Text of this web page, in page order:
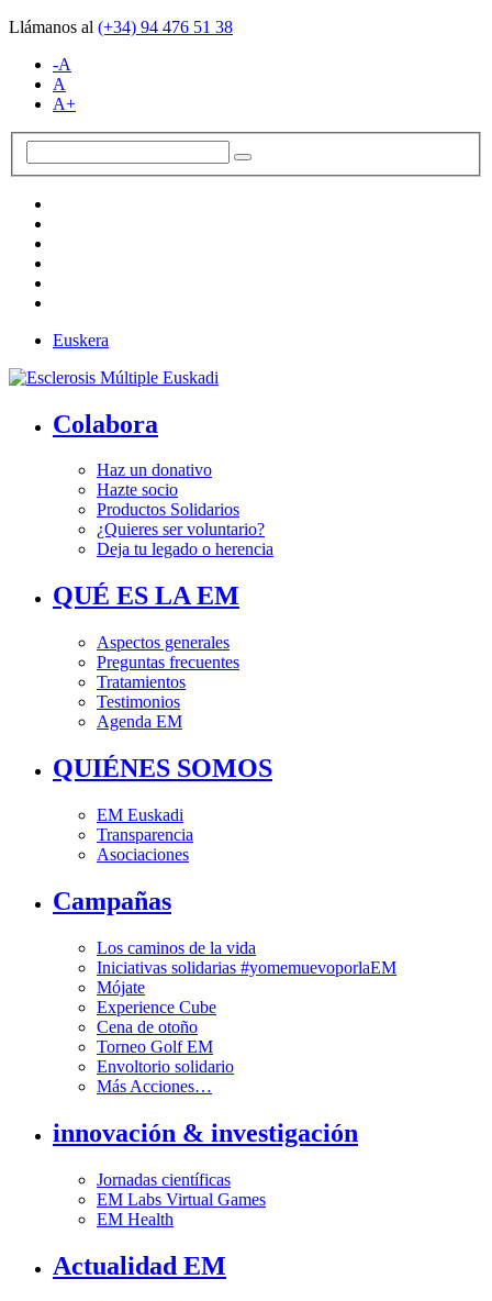
Llámanos al (+34) 94 476 51 38
-A
A
A+
Euskera
Colabora
Haz un donativo
Hazte socio
Productos Solidarios
¿Quieres ser voluntario?
Deja tu legado o herencia
QUÉ ES LA EM
Aspectos generales
Preguntas frecuentes
Tratamientos
Testimonios
Agenda EM
QUIÉNES SOMOS
EM Euskadi
Transparencia
Asociaciones
Campañas
Los caminos de la vida
Iniciativas solidarias #yomemuevoporlaEM
Mójate
Experience Cube
Cena de otoño
Torneo Golf EM
Envoltorio solidario
Más Acciones…
innovación & investigación
Jornadas científicas
EM Labs Virtual Games
EM Health
Actualidad EM